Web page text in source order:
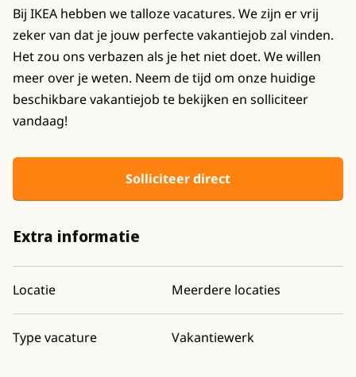
Bij IKEA hebben we talloze vacatures. We zijn er vrij
zeker van dat je jouw perfecte vakantiejob zal vinden.
Het zou ons verbazen als je het niet doet. We willen
meer over je weten. Neem de tijd om onze huidige
beschikbare vakantiejob te bekijken en solliciteer
vandaag!
Solliciteer direct
Extra informatie
Locatie Meerdere locaties
Type vacature Vakantiewerk